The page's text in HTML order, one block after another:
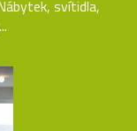
svítidla,